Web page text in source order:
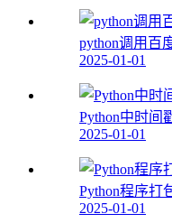
python调用百
2025-01-01
Python中时间
2025-01-01
Python程序打
2025-01-01